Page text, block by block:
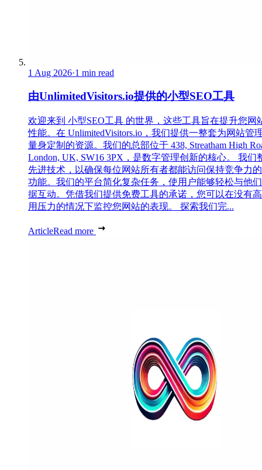
1 Aug 2026·1 min read
由UnlimitedVisitors.io提供的小型SEO工具
欢迎来到 小型SEO工具 的世界，这些工具旨在提升您网
性能。在 UnlimitedVisitors.io，我们提供一整套为网站管
量身定制的资源。我们的总部位于 438, Streatham High
London, UK, SW16 3PX，是数字管理创新的核心。 我们
先进技术，以确保每位网站所有者都能访问保持竞争力
功能。我们的平台简化复杂任务，使用户能够轻松与他
据互动。凭借我们提供免费工具的承诺，您可以在没有
用压力的情况下监控您网站的表现。 探索我们完...
ArticleRead more